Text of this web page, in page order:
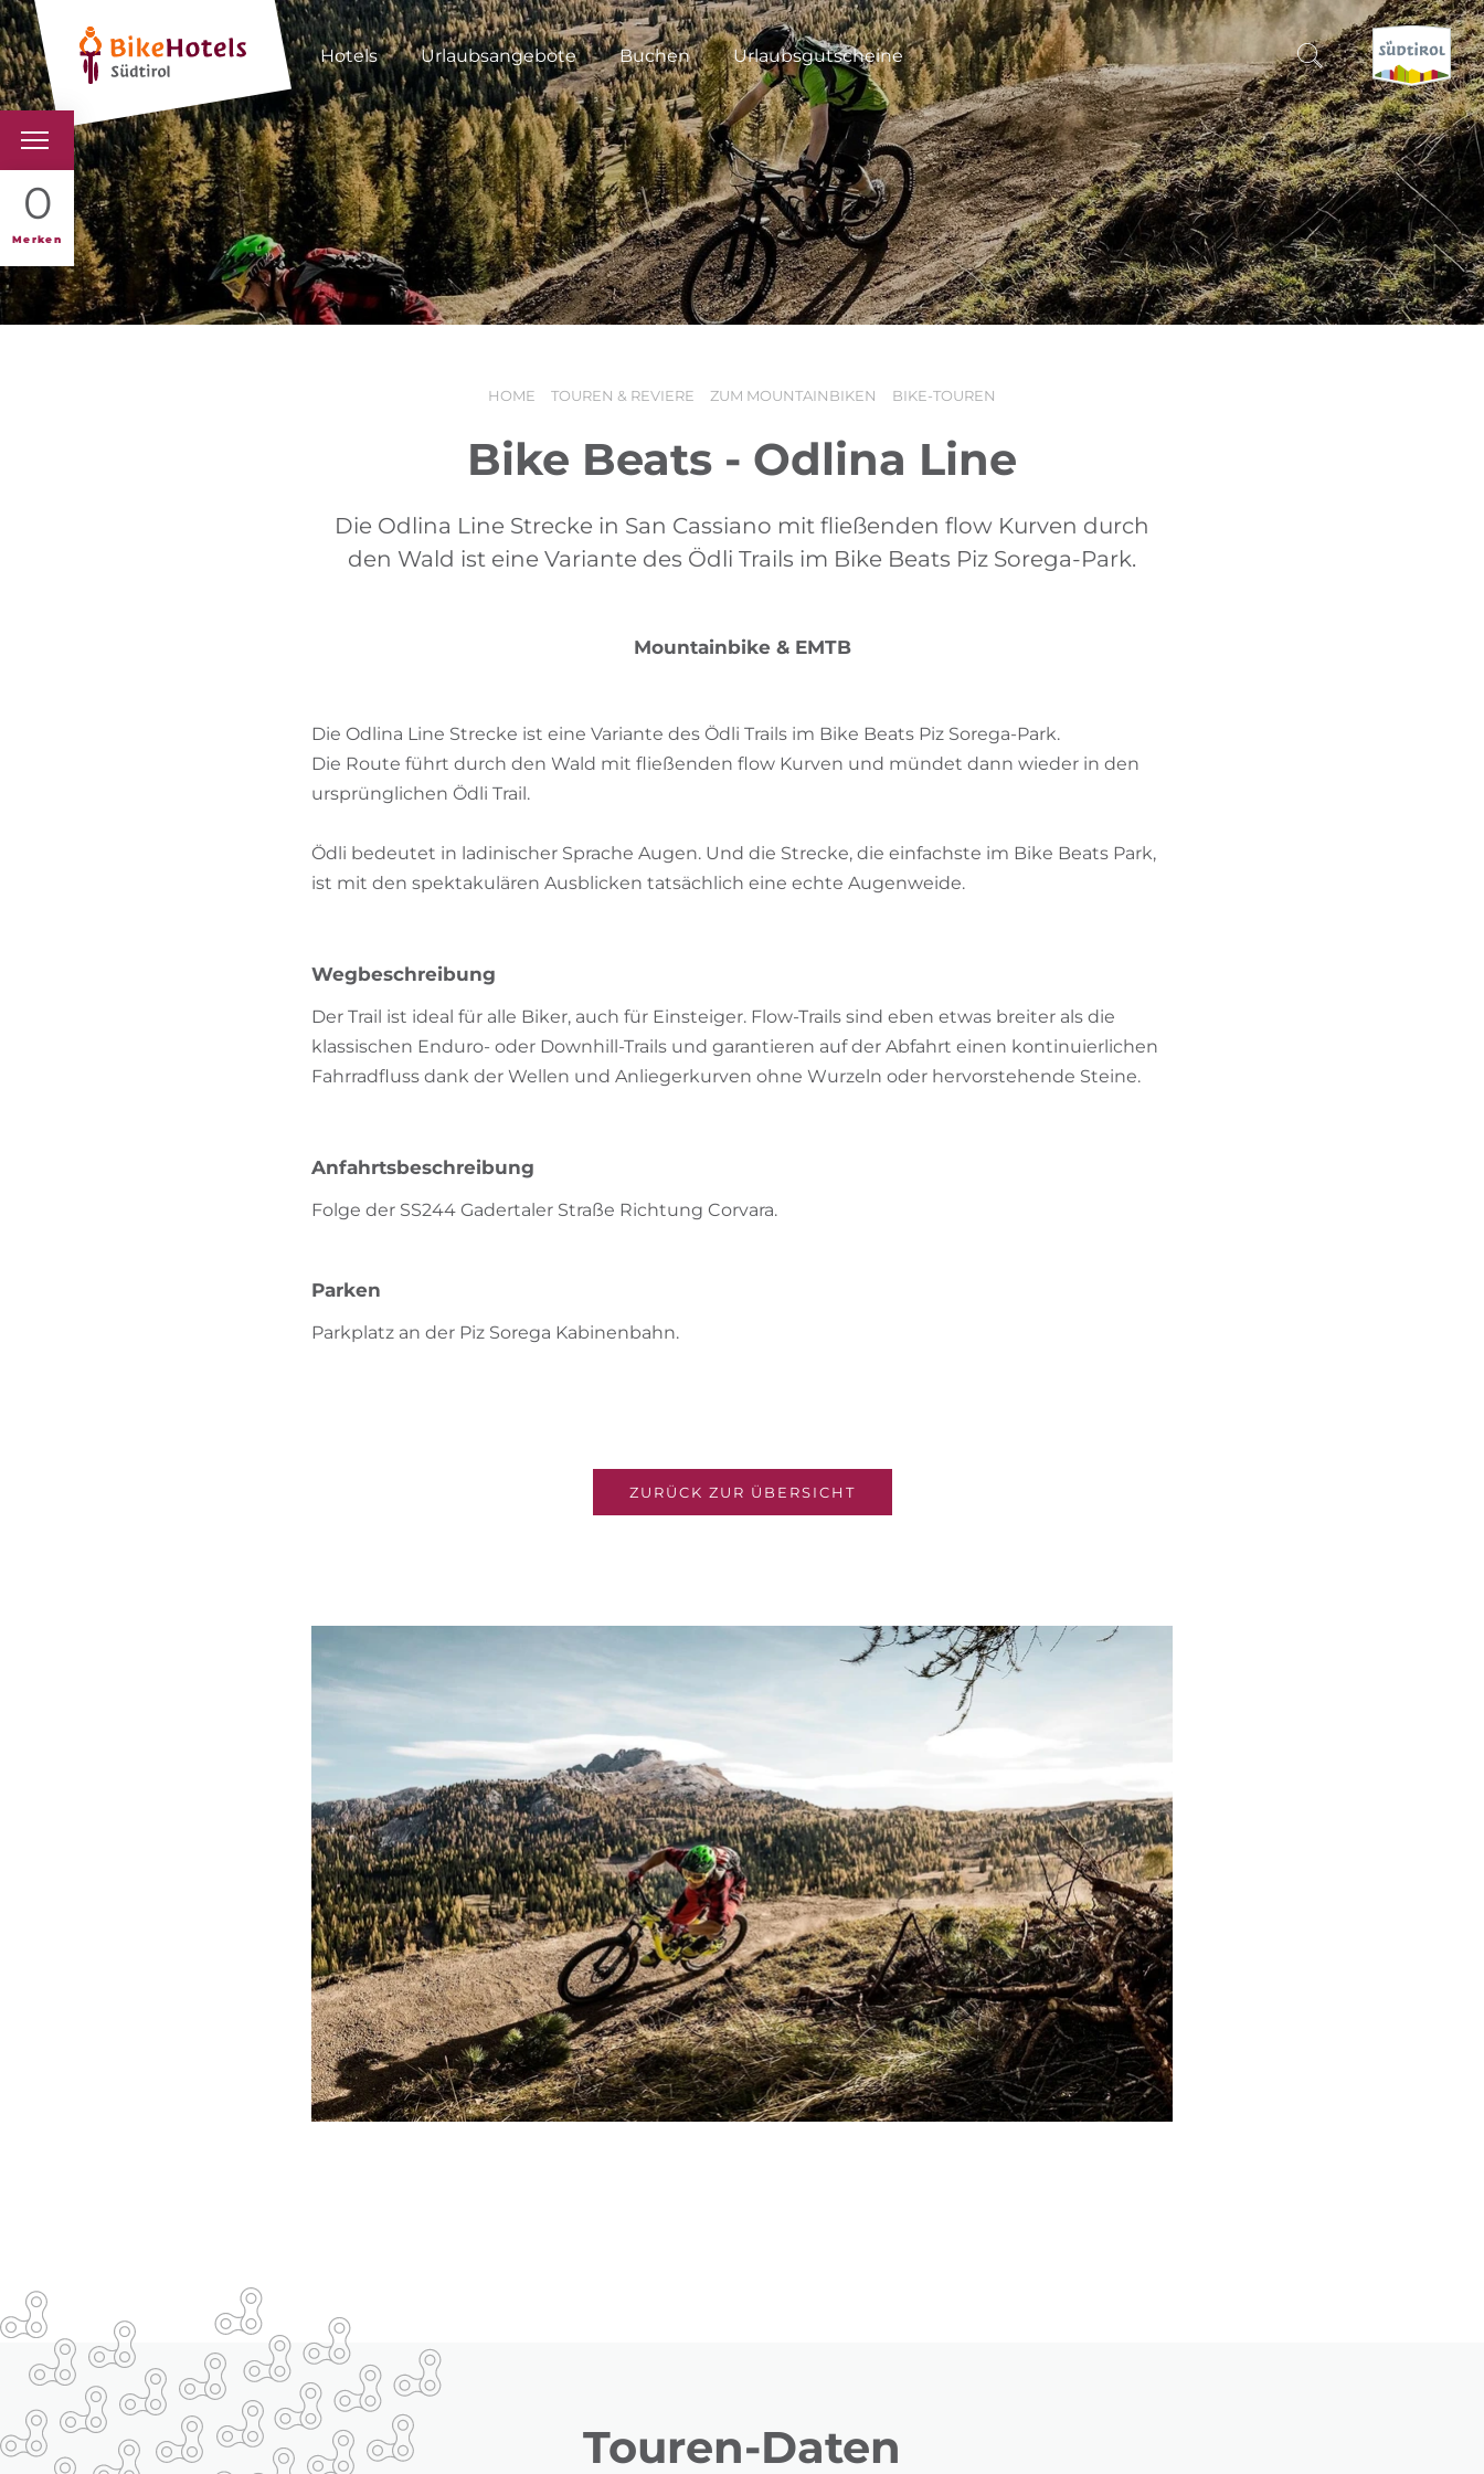
Hotels Urlaubsangebote Buchen Urlaubsgutscheine
0
Merken
BIKEHOTELS
HOTELS & PAKETE
TOUREN & REVIERE
SUCHEN & BUCHEN
ENTDECKE SÜDTIROL
WANN?
-
HOME TOUREN & REVIERE ZUM MOUNTAINBIKEN BIKE-TOUREN
Bike Beats - Odlina Line
Die Odlina Line Strecke in San Cassiano mit fließenden flow Kurven durch
den Wald ist eine Variante des Ödli Trails im Bike Beats Piz Sorega-Park.
Mountainbike & EMTB
Die Odlina Line Strecke ist eine Variante des Ödli Trails im Bike Beats Piz Sorega-Park.
Die Route führt durch den Wald mit fließenden flow Kurven und mündet dann wieder in den
ursprünglichen Ödli Trail.
Ödli bedeutet in ladinischer Sprache Augen. Und die Strecke, die einfachste im Bike Beats Park,
ist mit den spektakulären Ausblicken tatsächlich eine echte Augenweide.
Wegbeschreibung
Der Trail ist ideal für alle Biker, auch für Einsteiger. Flow-Trails sind eben etwas breiter als die
klassischen Enduro- oder Downhill-Trails und garantieren auf der Abfahrt einen kontinuierlichen
Fahrradfluss dank der Wellen und Anliegerkurven ohne Wurzeln oder hervorstehende Steine.
Anfahrtsbeschreibung
Folge der SS244 Gadertaler Straße Richtung Corvara.
Parken
Parkplatz an der Piz Sorega Kabinenbahn.
ZURÜCK ZUR ÜBERSICHT
Touren-Daten